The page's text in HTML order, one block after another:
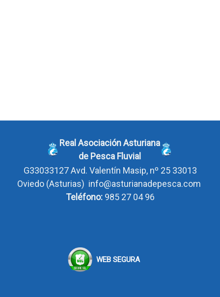
Real Asociación Asturiana
de Pesca Fluvial
G33033127Avd. Valentín Masip, nº 25 33013
Oviedo (Asturias) info@asturianadepesca.com
Teléfono:985 27 04 96
WEB SEGURA